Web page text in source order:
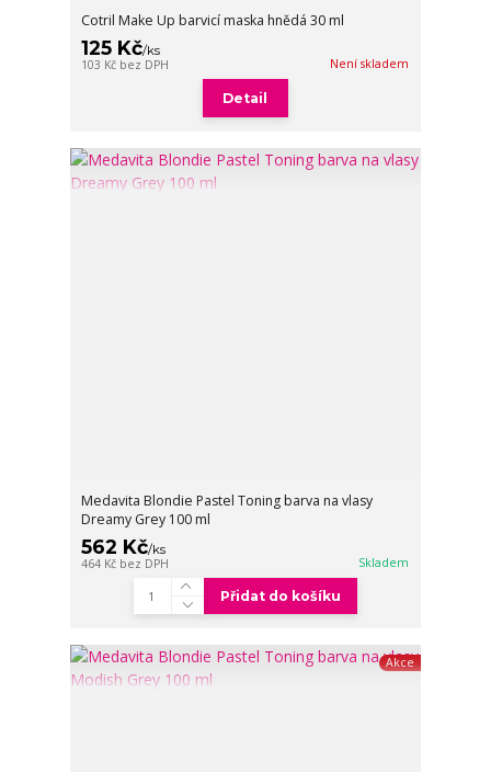
Cotril Make Up barvicí maska hnědá 30 ml
125 Kč/ks
103 Kč bez DPH Není skladem
Detail
Medavita Blondie Pastel Toning barva na vlasy
Dreamy Grey 100 ml
562 Kč/ks
464 Kč bez DPH Skladem
Přidat do košíku
Akce